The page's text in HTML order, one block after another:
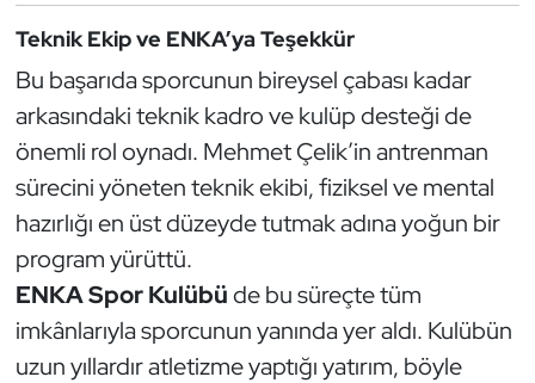
Teknik Ekip ve ENKA’ya Teşekkür
Bu başarıda sporcunun bireysel çabası kadar
arkasındaki teknik kadro ve kulüp desteği de
önemli rol oynadı. Mehmet Çelik’in antrenman
sürecini yöneten teknik ekibi, fiziksel ve mental
hazırlığı en üst düzeyde tutmak adına yoğun bir
program yürüttü.
ENKA Spor Kulübüde bu süreçte tüm
imkânlarıyla sporcunun yanında yer aldı. Kulübün
uzun yıllardır atletizme yaptığı yatırım, böyle
Kano ve Rafting
Karate
Kayak
Kempo
Kick Boks
Kürek